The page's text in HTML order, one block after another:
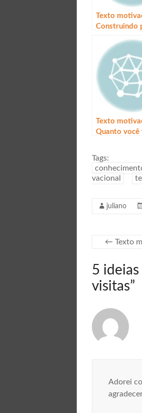
Texto
Construindo
Texto
Quanto você
Tags:
vacional
juliano
← Texto
5 ideias
visitas”
Adorei